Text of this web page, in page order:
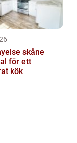
skåne
för ett
kök